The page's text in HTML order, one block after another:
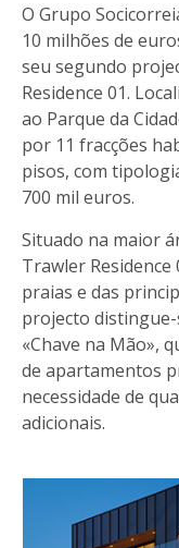
O Grupo
10 milhões de
seu segundo
Residence 01.
ao Parque da
por 11 fracções
pisos, com
700 mil euros.
Situado na maior
Trawler Residence
praias e das
projecto
«Chave na Mão»,
de apartamentos
necessidade de
adicionais.